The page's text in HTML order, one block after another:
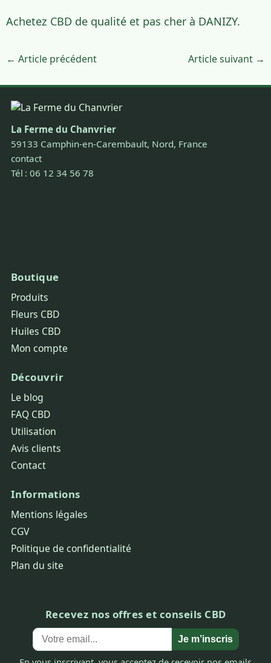
Achetez CBD de qualité et pas cher à DANIZY.
← Article précédent Article suivant →
La Ferme du Chanvrier
59133 Camphin-en-Carembault, Nord, France
contact
Tél : 06 12 34 56 78
Boutique
Produits
Fleurs CBD
Huiles CBD
Mon compte
Découvrir
Le blog
FAQ CBD
Utilisation
Avis clients
Contact
Informations
Mentions légales
CGV
Politique de confidentialité
Plan du site
Recevez nos offres et conseils CBD
Je m’inscris